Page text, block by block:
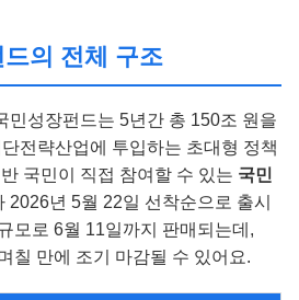
의 전체 구조
민성장펀드는 5년간 총 150조 원을
전략산업에 투입하는 초대형 정책
국민이 직접 참여할 수 있는 국민
2026년 5월 22일 선착순으로 출시
모로 6월 11일까지 판매되는데,
칠 만에 조기 마감될 수 있어요.